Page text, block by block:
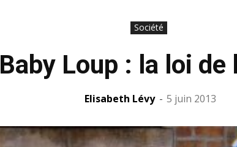
Société
Baby Loup : la loi de
Elisabeth Lévy - 5 juin 2013